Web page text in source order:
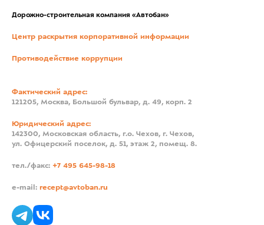
Дорожно-строительная компания «Автобан»
Центр раскрытия корпоративной информации
Противодействие коррупции
Фактический адрес:
121205, Москва, Большой бульвар, д. 49, корп. 2
Юридический адрес:
142300, Московская область, г.о. Чехов, г. Чехов,
ул. Офицерский поселок, д. 51, этаж 2, помещ. 8.
тел./факс: +7 495 645-98-18
e-mail: recept@avtoban.ru